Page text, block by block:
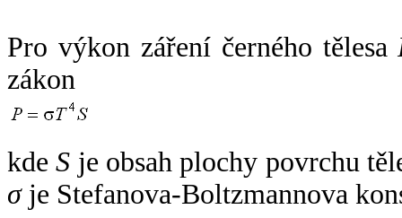
Pro výkon záření černého tělesa
zákon
kdeS je obsah plochy povrchu
σje Stefanova-Boltzmannova